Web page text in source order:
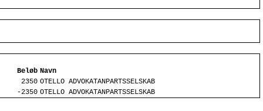
Beløb Navn
2350 OTELLO ADVOKATANPARTSSELSKAB
-2350 OTELLO ADVOKATANPARTSSELSKAB